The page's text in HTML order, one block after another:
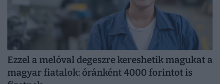
Ezzel a melóval degeszre kereshetik magukat a
magyar fiatalok: óránként 4000 forintot is